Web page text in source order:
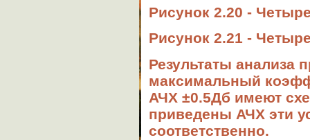
Рисунок 2.20 -
Рисунок 2.21 -
Результаты анализа
максимальный
АЧХ ±0.5Дб имеют
приведены АЧХ эти
соответственно.